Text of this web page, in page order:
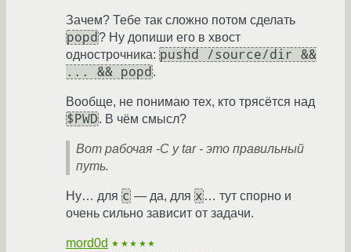
Зачем? Тебе так сложно потом сделать
popd ? Ну допиши его в хвост
однострочника: pushd /source/dir &&
... && popd .
Вообще, не понимаю тех, кто трясётся над
$PWD. В чём смысл?
Вот рабочая -C у tar - это правильный
путь.
Ну… для c — да, для x … тут спорно и
очень сильно зависит от задачи.
mord0d ★★★★★